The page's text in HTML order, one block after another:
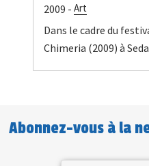
2009 - Art
Dans le cadre du
Chimeria (2009) à
Abonnez-vous à la